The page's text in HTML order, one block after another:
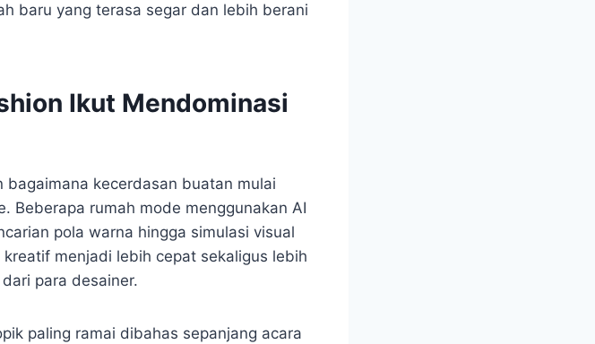
baru yang terasa segar dan lebih berani
Ikut Mendominasi
bagaimana kecerdasan buatan mulai
Beberapa rumah mode menggunakan AI
pola warna hingga simulasi visual
menjadi lebih cepat sekaligus lebih
para desainer.
paling ramai dibahas sepanjang acara